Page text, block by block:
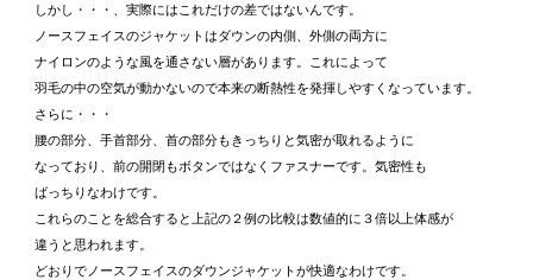
しかし・・・、実際にはこれだけの差ではないんです。
ノースフェイスのジャケットはダウンの内側、外側の両方に
ナイロンのような風を通さない層があります。これによって
羽毛の中の空気が動かないので本来の断熱性を発揮しやすくなっています。
さらに・・・
腰の部分、手首部分、首の部分もきっちりと気密が取れるように
なっており、前の開閉もボタンではなくファスナーです。気密性も
ばっちりなわけです。
これらのことを総合すると上記の２例の比較は数値的に３倍以上体感が
違うと思われます。
どおりでノースフェイスのダウンジャケットが快適なわけです。